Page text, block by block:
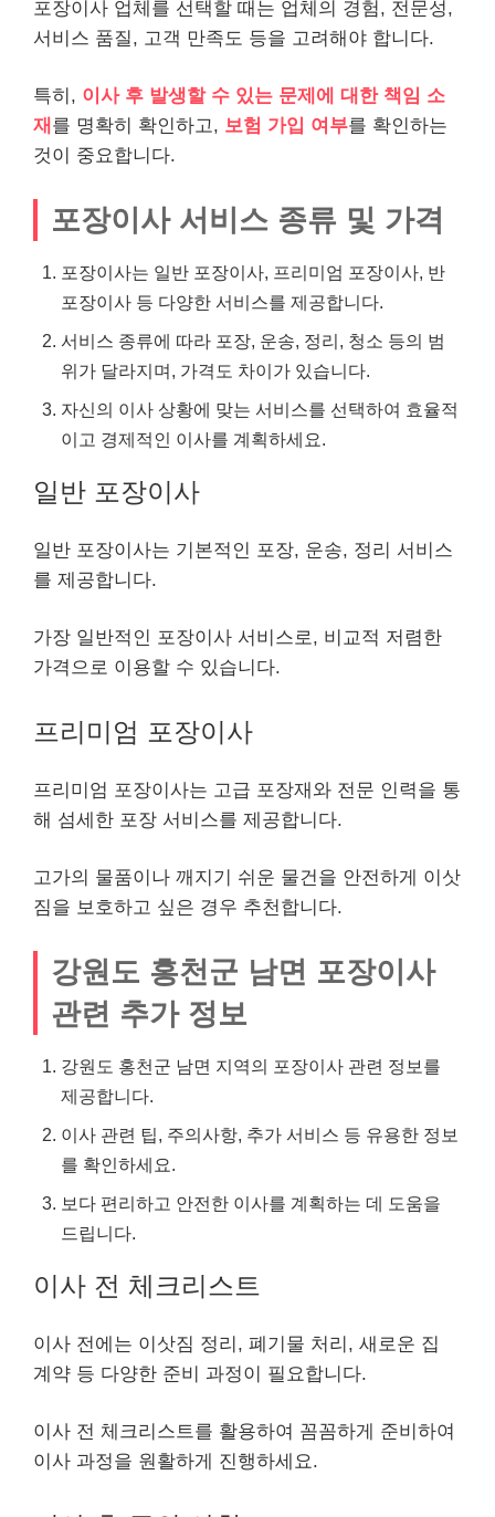
포장이사 업체를 선택할 때는 업체의 경험, 전문성,
서비스 품질, 고객 만족도 등을 고려해야 합니다.
특히, 이사 후 발생할 수 있는 문제에 대한 책임 소
재 를 명확히 확인하고, 보험 가입 여부를 확인하는
것이 중요합니다.
포장이사 서비스 종류 및 가격
포장이사는 일반 포장이사, 프리미엄 포장이사, 반
포장이사 등 다양한 서비스를 제공합니다.
서비스 종류에 따라 포장, 운송, 정리, 청소 등의 범
위가 달라지며, 가격도 차이가 있습니다.
자신의 이사 상황에 맞는 서비스를 선택하여 효율적
이고 경제적인 이사를 계획하세요.
일반 포장이사
일반 포장이사는 기본적인 포장, 운송, 정리 서비스
를 제공합니다.
가장 일반적인 포장이사 서비스로, 비교적 저렴한
가격으로 이용할 수 있습니다.
프리미엄 포장이사
프리미엄 포장이사는 고급 포장재와 전문 인력을 통
해 섬세한 포장 서비스를 제공합니다.
고가의 물품이나 깨지기 쉬운 물건을 안전하게 이삿
짐을 보호하고 싶은 경우 추천합니다.
강원도 홍천군 남면 포장이사
관련 추가 정보
강원도 홍천군 남면 지역의 포장이사 관련 정보를
제공합니다.
이사 관련 팁, 주의사항, 추가 서비스 등 유용한 정보
를 확인하세요.
보다 편리하고 안전한 이사를 계획하는 데 도움을
드립니다.
이사 전 체크리스트
이사 전에는 이삿짐 정리, 폐기물 처리, 새로운 집
계약 등 다양한 준비 과정이 필요합니다.
이사 전 체크리스트를 활용하여 꼼꼼하게 준비하여
이사 과정을 원활하게 진행하세요.